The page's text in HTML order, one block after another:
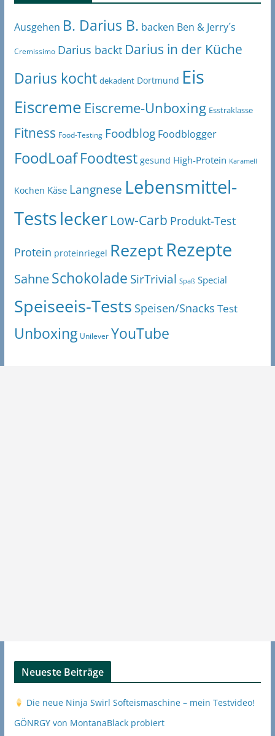
Ausgehen B. Darius B. backen Ben & Jerry´s
Cremissimo Darius backt Darius in der Küche
Darius kocht dekadent Dortmund Eis
Eiscreme Eiscreme-Unboxing Esstraklasse
Fitness Food-Testing Foodblog Foodblogger
FoodLoaf Foodtest gesund High-Protein Karamell
Kochen Käse Langnese Lebensmittel-
Testslecker Low-Carb Produkt-Test
Protein proteinriegel RezeptRezepte
SahneSchokolade SirTrivial Spaß Special
Speiseeis-Tests Speisen/Snacks Test
Unboxing Unilever YouTube
Neueste Beiträge
Die neue Ninja Swirl Softeismaschine – mein Testvideo!
GÖNRGY von MontanaBlack probiert